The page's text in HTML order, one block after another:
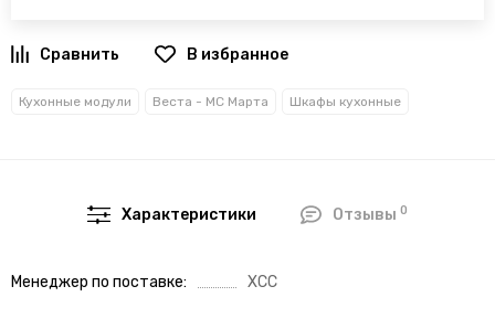
В избранное
Кухонные модули Веста - МС Марта Шкафы кухонные
Характеристики Отзывы 0
Менеджер по поставке ХСС